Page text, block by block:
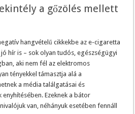
a gőzölés mellett
hangvételű cikkekbe az e-cigaretta
hír is – sok olyan tudós, egészségügyi
aki nem fél az elektromos
tényekkel támasztja alá a
a média találgatásai és
Ezeknek a bátor
van, néhányuk esetében fennáll